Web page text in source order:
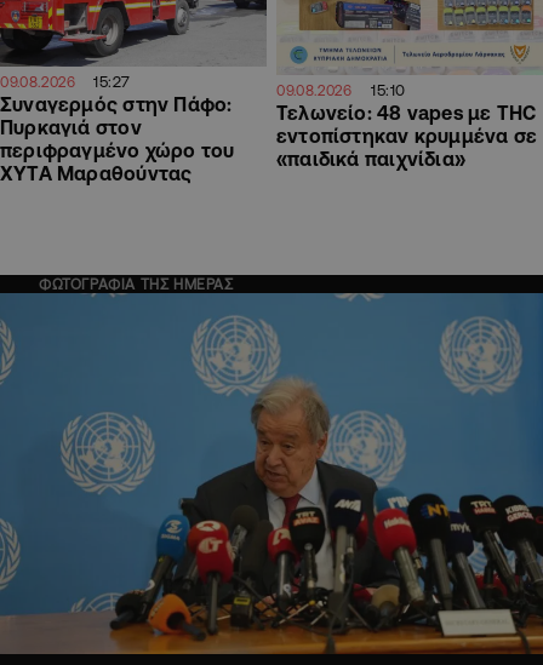
09.08.2026 15:27
Συναγερμός στην Πάφο:
Πυρκαγιά στον
περιφραγμένο χώρο του
ΧΥΤΑ Μαραθούντας
09.08.2026 15:10
Τελωνείο: 48 vapes με THC
εντοπίστηκαν κρυμμένα σε
«παιδικά παιχνίδια»
ΦΩΤΟΓΡΑΦΙΑ ΤΗΣ ΗΜΕΡΑΣ